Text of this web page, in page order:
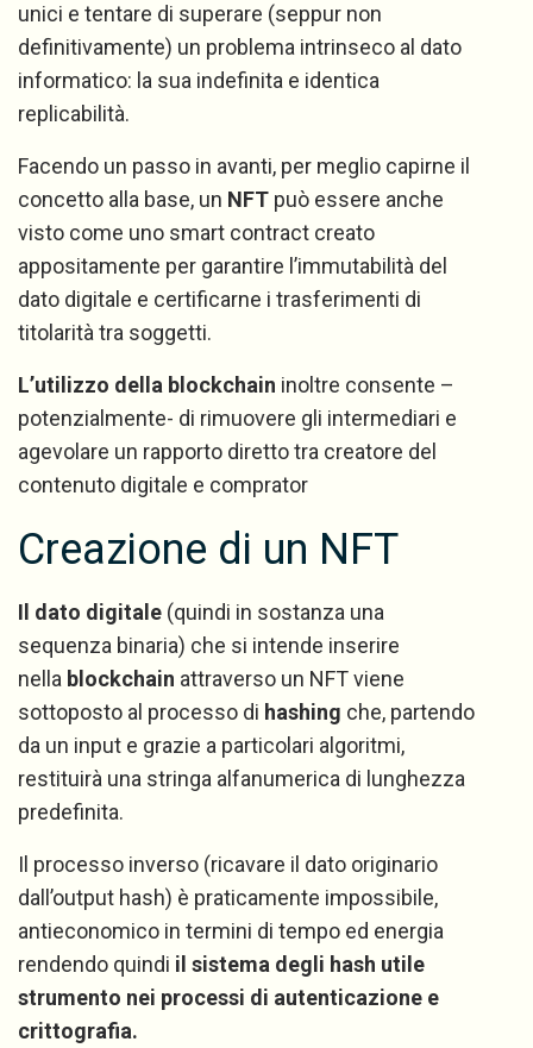
unici e tentare di superare (seppur non
definitivamente) un problema intrinseco al dato
informatico: la sua indefinita e identica
replicabilità.
Facendo un passo in avanti, per meglio capirne il
concetto alla base, un NFT può essere anche
visto come uno smart contract creato
appositamente per garantire l’immutabilità del
dato digitale e certificarne i trasferimenti di
titolarità tra soggetti.
L’utilizzo della blockchain inoltre consente –
potenzialmente- di rimuovere gli intermediari e
agevolare un rapporto diretto tra creatore del
contenuto digitale e comprator
Creazione di un NFT
Il dato digitale (quindi in sostanza una
sequenza binaria) che si intende inserire
nella blockchain attraverso un NFT viene
sottoposto al processo di hashing che, partendo
da un input e grazie a particolari algoritmi,
restituirà una stringa alfanumerica di lunghezza
predefinita.
Il processo inverso (ricavare il dato originario
dall’output hash) è praticamente impossibile,
antieconomico in termini di tempo ed energia
rendendo quindi il sistema degli hash utile
strumento nei processi di autenticazione e
crittografia.